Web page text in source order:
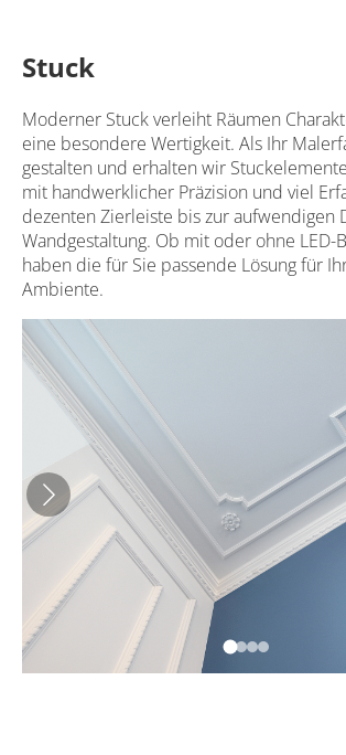
Stuck
Moderner Stuck verleiht Räumen
eine besondere Wertigkeit. Als Ihr
gestalten und erhalten wir
mit handwerklicher Präzision und viel
dezenten Zierleiste bis zur aufwendigen
Wandgestaltung. Ob mit oder ohne LED-
haben die für Sie passende Lösung für
Ambiente.